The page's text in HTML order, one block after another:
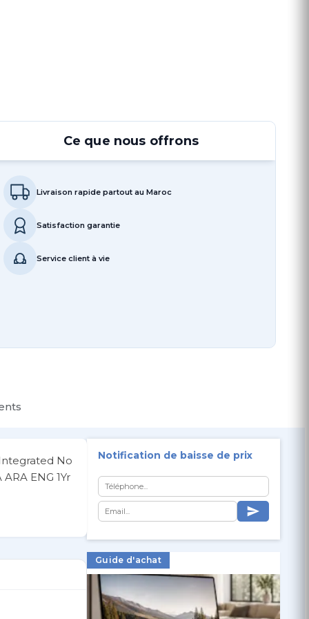
Ce que nous offrons
Livraison rapide partout au Maroc
Satisfaction garantie
Service client à vie
No
ENG 1Yr
Notification de baisse de prix
Guide d'achat